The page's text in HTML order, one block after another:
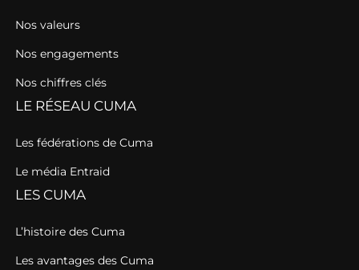
Nos valeurs
Nos engagements
Nos chiffres clés
LE RÉSEAU CUMA
Les fédérations de Cuma
Le média Entraid
LES CUMA
L’histoire des Cuma
Les avantages des Cuma